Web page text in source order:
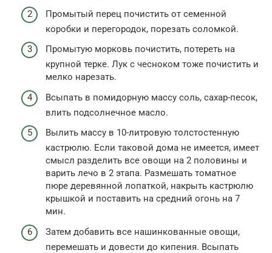
Промытый перец почистить от семенной
коробки и перегородок, порезать соломкой.
Промытую морковь почистить, потереть на
крупной терке. Лук с чесноком тоже почистить и
мелко нарезать.
Всыпать в помидорную массу соль, сахар-песок,
влить подсолнечное масло.
Вылить массу в 10-литровую толстостенную
кастрюлю. Если таковой дома не имеется, имеет
смысл разделить все овощи на 2 половины и
варить лечо в 2 этапа. Размешать томатное
пюре деревянной лопаткой, накрыть кастрюлю
крышкой и поставить на средний огонь на 7
мин.
Затем добавить все нашинкованные овощи,
перемешать и довести до кипения. Всыпать